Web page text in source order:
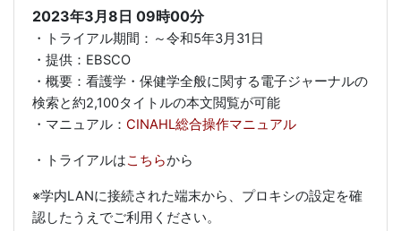
2023年3月8日 09時00分
・トライアル期間：～令和5年3月31日
・提供：EBSCO
・概要：看護学・ 保健学全般に関する電子ジャーナルの
検索と約2,100タイトルの本文閲覧が可能
・マニュアル： CINAHL総合操作マニュアル
・トライアルはこちらから
※学内LANに接続された端末から、プロキシの設定を確
認したうえでご利用ください。